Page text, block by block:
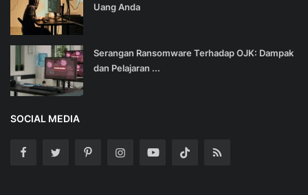
Uang Anda
Serangan Ransomware Terhadap OJK: Dampak
dan Pelajaran ...
SOCIAL MEDIA